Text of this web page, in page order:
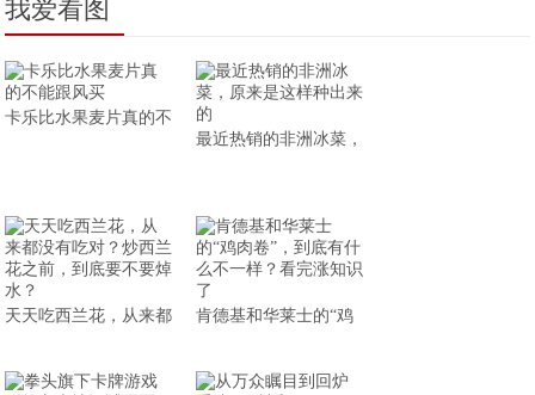
我爱看图
卡乐比水果麦片真的不
最近热销的非洲冰菜，
天天吃西兰花，从来都 肯德基和华莱士的“鸡